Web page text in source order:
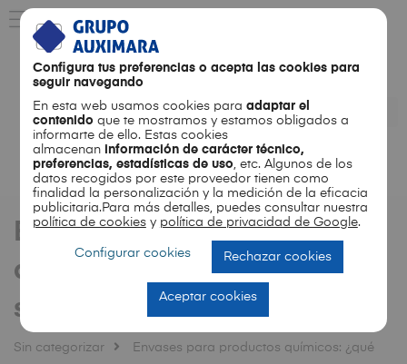
Configura tus preferencias o acepta las cookies para
seguir navegando
En esta web usamos cookies para adaptar el
contenido que te mostramos y estamos obligados a
informarte de ello. Estas cookies
almacenan
información de carácter técnico,
preferencias, estadísticas de uso, etc. Algunos de los
datos recogidos por este proveedor tienen como
finalidad la personalización y la medición de la eficacia
publicitaria.Para más detalles, puedes consultar nuestra
política de cookiesy política de privacidad de Google.
Configurar cookies Rechazar cookies
Aceptar cookies
ES
Sin categorizar
Envases para productos químicos: ¿qué
Envases para productos
químicos: ¿qué debes
saber?